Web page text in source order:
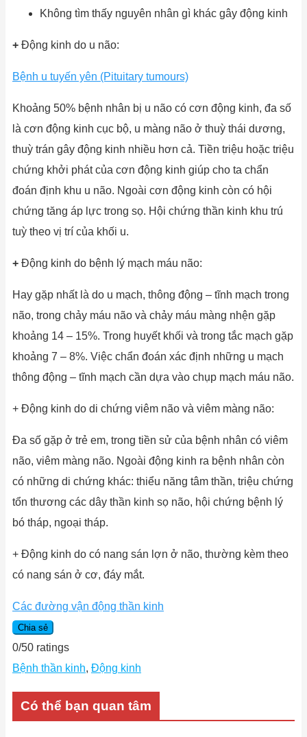
Không tìm thấy nguyên nhân gì khác gây động kinh
+ Động kinh do u não:
Bệnh u tuyến yên (Pituitary tumours)
Khoảng 50% bệnh nhân bị u não có cơn động kinh, đa số
là cơn động kinh cục bộ, u màng não ở thuỳ thái dương,
thuỳ trán gây động kinh nhiều hơn cả. Tiền triệu hoặc triệu
chứng khởi phát của cơn động kinh giúp cho ta chẩn
đoán định khu u não. Ngoài cơn động kinh còn có hội
chứng tăng áp lực trong sọ. Hội chứng thần kinh khu trú
tuỳ theo vị trí của khối u.
+ Động kinh do bệnh lý mạch máu não:
Hay gặp nhất là do u mạch, thông động – tĩnh mạch trong
não, trong chảy máu não và chảy máu màng nhện gặp
khoảng 14 – 15%. Trong huyết khối và trong tắc mạch gặp
khoảng 7 – 8%. Việc chẩn đoán xác định những u mạch
thông động – tĩnh mạch cần dựa vào chụp mạch máu não.
+ Động kinh do di chứng viêm não và viêm màng não:
Đa số gặp ở trẻ em, trong tiền sử của bệnh nhân có viêm
não, viêm màng não. Ngoài động kinh ra bệnh nhân còn
có những di chứng khác: thiểu năng tâm thần, triệu chứng
tổn thương các dây thần kinh sọ não, hội chứng bệnh lý
bó tháp, ngoại tháp.
+ Động kinh do có nang sán lợn ở não, thường kèm theo
có nang sán ở cơ, đáy mắt.
Các đường vận động thần kinh
Chia sẻ
0/50 ratings
Bệnh thần kinh, Động kinh
Có thể bạn quan tâm